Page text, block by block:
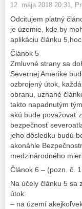
12. mája 2018 20:31 ,
Odcitujem platný
je územie, kde by
aplikáciu článku
Článok 5
Zmluvné strany sa
Severnej Amerike
ozbrojený útok,
obranu, uznané
takto napadnutým
akú bude považovať
bezpečnosť
jeho dôsledku budú
akonáhle
medzinárodného
Článok 6 – (pozn. č.
Na účely článku 5 sa
útok:
– na území